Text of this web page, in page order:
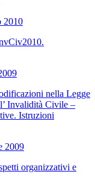
2010
nella Legge
Invalidità Civile –
Istruzioni
2009
organizzativi e